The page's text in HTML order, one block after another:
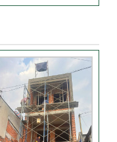
đánh giá dịch vụ
của TLT